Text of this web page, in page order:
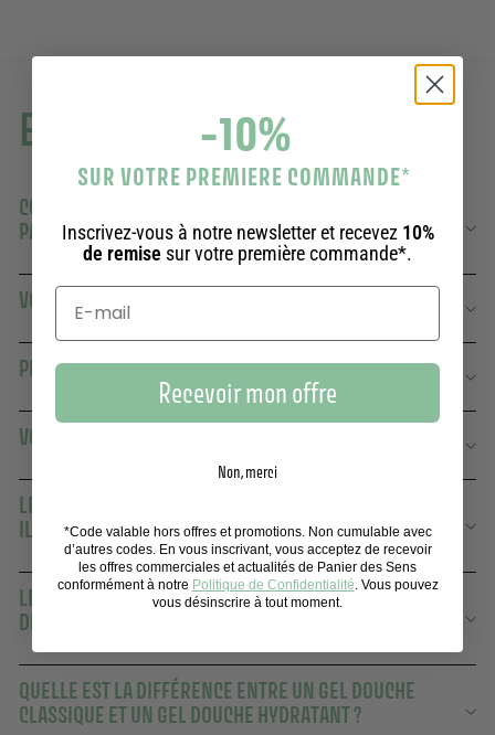
En savoir plus
COMBIEN DE TEMPS DURE UN TUBE DE GEL DOUCHE
PANIER DES SENS ?
VOS TUBES DE GELS DOUCHE SONT-ILS ÉCOLOGIQUES ?
PEUT-ON UTILISER VOS GELS DOUCHE AU QUOTIDIEN ?
VOS GELS DOUCHE SONT-ILS VEGAN ?
LES GELS DOUCHE PANIER DES SENS CONVIENNENT-
ILS AUX PEAUX SÈCHES ?
LE RITUEL DE LA DOUCHE : UN MOMENT SENSORIEL ET
DE DÉTENTE IMPORTANT
QUELLE EST LA DIFFÉRENCE ENTRE UN GEL DOUCHE
CLASSIQUE ET UN GEL DOUCHE HYDRATANT ?
-10%
SUR VOTRE PREMIERE COMMANDE*
Inscrivez-vous à notre newsletter et recevez 10%
de remise sur votre première commande*.
Recevoir mon offre
Non, merci
*Code valable hors offres et promotions. Non cumulable avec
d’autres codes. En vous inscrivant, vous acceptez de recevoir
les offres commerciales et actualités de Panier des Sens
conformément à notre Politique de Confidentialité . Vous pouvez
vous désinscrire à tout moment.